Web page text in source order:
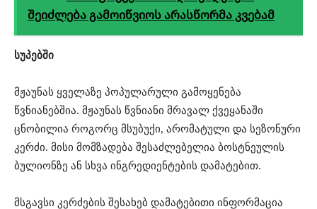
შეიძლება გამოიწვიოს არასწორმა კვებამ
სუპებში
მჟაუნას ყველაზე პოპულარული გამოყენება
წვნიანებშია. მჟაუნას წვნიანი მრავალ ქვეყანაში
ცნობილია როგორც მსუბუქი, არომატული და სეზონური
კერძი. მისი მომზადება შესაძლებელია ბოსტნეულის
ბულიონზე ან სხვა ინგრედიენტების დამატებით.
მსგავსი კერძების შესახებ დამატებითი ინფორმაცია